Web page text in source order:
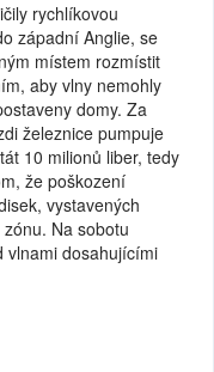
rychlíkovou
západní Anglie, se
místem rozmístit
aby vlny nemohly
domy. Za
železnice pumpuje
10 milionů liber, tedy
že poškození
vystavených
Na sobotu
vlnami dosahujícími